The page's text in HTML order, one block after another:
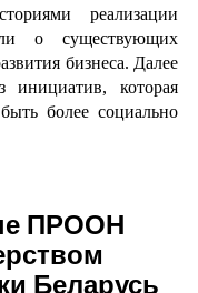
реализации
о существующих
бизнеса. Далее
которая
более социально
ПРООН
Беларусь